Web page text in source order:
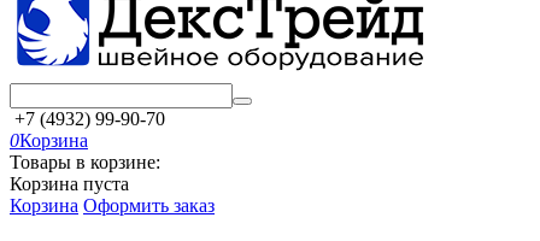
+7 (4932) 99-90-70
0Корзина
Товары в корзине:
Корзина пуста
Корзина Оформить заказ